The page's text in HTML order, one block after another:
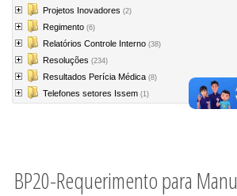
Projetos Inovadores (2)
Regimento (6)
Relatórios Controle Interno (38)
Resoluções (234)
Resultados Perícia Médica (8)
Telefones setores Issem (1)
BP20-Requerimento para